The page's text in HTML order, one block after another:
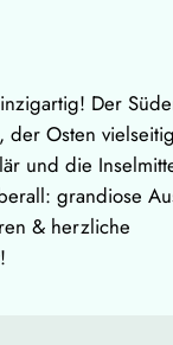
Der
Osten
und die
grandiose
& herzliche